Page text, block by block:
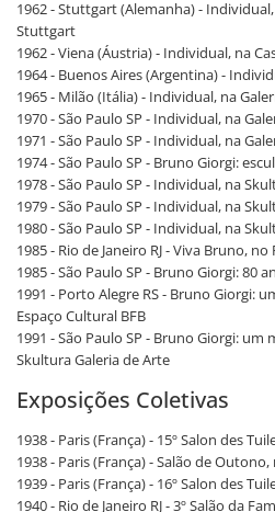
1962 - Stuttgart (Alemanha) -
Stuttgart
1962 - Viena (Áustria) - Individual, na
1964 - Buenos Aires (Argentina) -
1965 - Milão (Itália) - Individual, na
1970 - São Paulo SP - Individual, na
1971 - São Paulo SP - Individual, na
1974 - São Paulo SP - Bruno Giorgi:
1978 - São Paulo SP - Individual, na
1979 - São Paulo SP - Individual, na
1980 - São Paulo SP - Individual, na
1985 - Rio de Janeiro RJ - Viva Bruno,
1985 - São Paulo SP - Bruno Giorgi: 80
1991 - Porto Alegre RS - Bruno Giorgi:
Espaço Cultural BFB
1991 - São Paulo SP - Bruno Giorgi: um
Skultura Galeria de Arte
Exposições Coletivas
1938 - Paris (França) - 15º Salon des
1938 - Paris (França) - Salão de
1939 - Paris (França) - 16º Salon des
1940 - Rio de Janeiro RJ - 3º Salão da